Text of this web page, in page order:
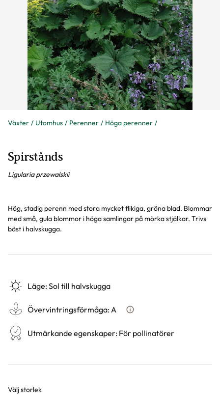
Växter Utomhus Perenner Höga perenner
Spirstånds
Ligularia przewalskii
Hög, stadig perenn med stora mycket flikiga, gröna blad. Blommar
med små, gula blommor i höga samlingar på mörka stjälkar. Trivs
bäst i halvskugga.
Läge:Sol till halvskugga
Övervintringsförmåga:A Vad betyder
Utmärkande egenskaper: För pollinatörer
Välj storlek